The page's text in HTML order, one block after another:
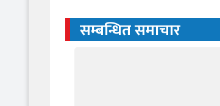
सम्बन्धित समाचार